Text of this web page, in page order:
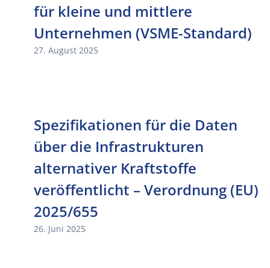
für kleine und mittlere
Unternehmen (VSME-Standard)
27. August 2025
Spezifikationen für die Daten
über die Infrastrukturen
alternativer Kraftstoffe
veröffentlicht – Verordnung (EU)
2025/655
26. Juni 2025